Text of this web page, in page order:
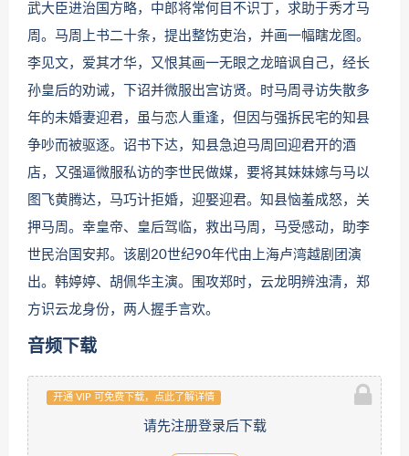
武大臣进治国方略，中郎将常何目不识丁，求助于秀才马
周。马周上书二十条，提出整饬吏治，并画一幅瞎龙图。
李见文，爱其才华，又恨其画一无眼之龙暗讽自己，经长
孙皇后的劝诫，下诏并微服出宫访贤。时马周寻访失散多
年的未婚妻迎君，虽与恋人重逢，但因与强拆民宅的知县
争吵而被驱逐。诏书下达，知县急迫马周回迎君开的酒
店，又强逼微服私访的李世民做媒，要将其妹妹嫁与马以
图飞黄腾达，马巧计拒婚，迎娶迎君。知县恼羞成怒，关
押马周。幸皇帝、皇后驾临，救出马周，马受感动，助李
世民治国安邦。该剧20世纪90年代由上海卢湾越剧团演
出。韩婷婷、胡佩华主演。围攻郑时，云龙明辨浊清，郑
方识云龙身份，两人握手言欢。
音频下载
开通 VIP 可免费下载，点此了解详情
请先注册登录后下载